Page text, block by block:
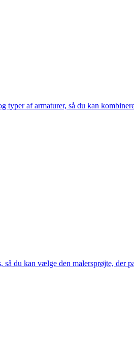
af armaturer, så du kan
du kan vælge den malersprøjte, der